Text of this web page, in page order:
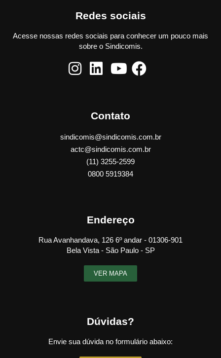
Redes sociais
Acesse nossas redes sociais para conhecer um pouco mais
sobre o Sindicomis.
Contato
sindicomis@sindicomis.com.br
actc@sindicomis.com.br
(11) 3255-2599
0800 5919384
Endereço
Rua Avanhandava, 126 6º andar - 01306-901
Bela Vista - São Paulo - SP
VER MAPA
Dúvidas?
Envie sua dúvida no formulário abaixo: